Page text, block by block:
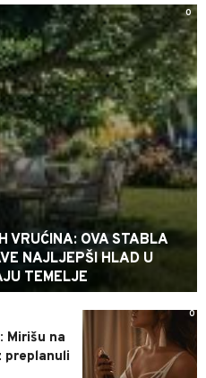
0
VRUĆINA: OVA STABLA
NAJLJEPŠI HLAD U
TEMELJE
0
Mirišu na
preplanuli